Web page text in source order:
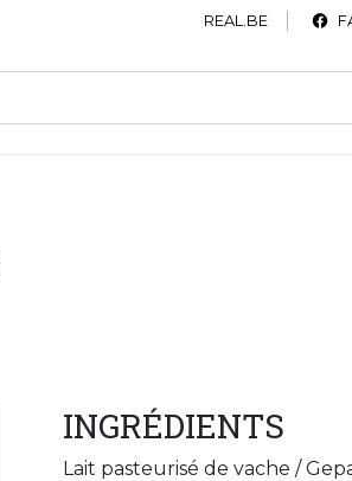
REAL.BE
INGRÉDIENTS
Lait pasteurisé de vache /